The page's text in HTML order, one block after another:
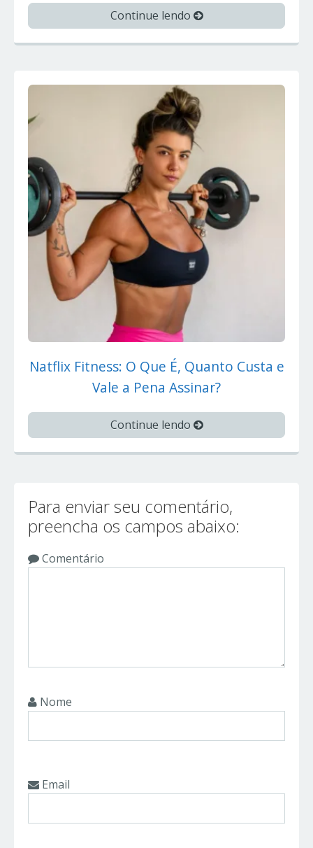
Continue lendo
Natflix Fitness: O Que É, Quanto Custa e
Vale a Pena Assinar?
Continue lendo
Para enviar seu comentário,
preencha os campos abaixo:
Comentário
Nome
Email